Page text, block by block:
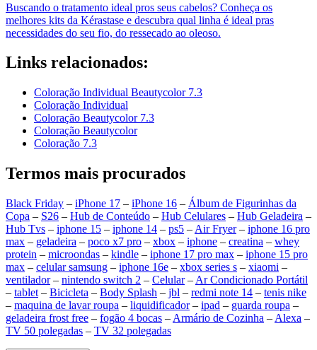
Buscando o tratamento ideal pros seus cabelos? Conheça os
melhores kits da Kérastase e descubra qual linha é ideal pras
necessidades do seu fio, do ressecado ao oleoso.
Links relacionados:
Coloração Individual Beautycolor 7.3
Coloração Individual
Coloração Beautycolor 7.3
Coloração Beautycolor
Coloração 7.3
Termos mais procurados
Black Friday – iPhone 17 – iPhone 16 – Álbum de Figurinhas da
Copa – S26 – Hub de Conteúdo – Hub Celulares – Hub Geladeira –
Hub Tvs – iphone 15 – iphone 14 – ps5 – Air Fryer– iphone 16 pro
max – geladeira – poco x7 pro – xbox – iphone – creatina – whey
protein – microondas – kindle – iphone 17 pro max – iphone 15 pro
max – celular samsung – iphone 16e – xbox series s – xiaomi –
ventilador– nintendo switch 2 – Celular– Ar Condicionado Portátil
– tablet – Bicicleta – Body Splash – jbl – redmi note 14 – tenis nike
– maquina de lavar roupa – liquidificador– ipad – guarda roupa –
geladeira frost free – fogão 4 bocas – Armário de Cozinha – Alexa –
TV 50 polegadas – TV 32 polegadas